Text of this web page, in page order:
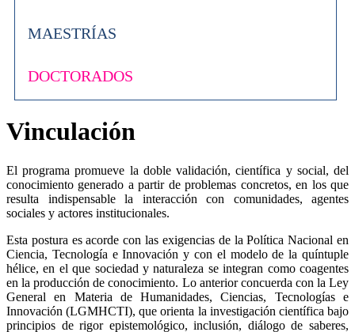
MAESTRÍAS
DOCTORADOS
Vinculación
El programa promueve la doble validación, científica y social, del
conocimiento generado a partir de problemas concretos, en los que
resulta indispensable la interacción con comunidades, agentes
sociales y actores institucionales.
Esta postura es acorde con las exigencias de la Política Nacional en
Ciencia, Tecnología e Innovación y con el modelo de la quíntuple
hélice, en el que sociedad y naturaleza se integran como coagentes
en la producción de conocimiento. Lo anterior concuerda con la Ley
General en Materia de Humanidades, Ciencias, Tecnologías e
Innovación (LGMHCTI), que orienta la investigación científica bajo
principios de rigor epistemológico, inclusión, diálogo de saberes,